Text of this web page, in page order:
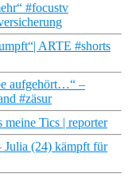
#focustv
ARTE #shorts
aufgehört…“ –
#zäsur
Tics | reporter
Julia (24) kämpft für